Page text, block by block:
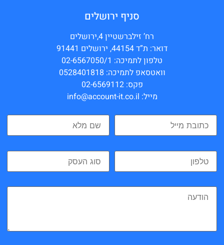
סניף ירושלים
רח’ זילברשטיין 4,ירושלים
דואר: ת”ד 44154, ירושלים 91441
טלפון לתמיכה: 02-6567050/1
וואטסאפ לתמיכה: 0528401818
פקס: 02-6569112
מייל: info@account-it.co.il